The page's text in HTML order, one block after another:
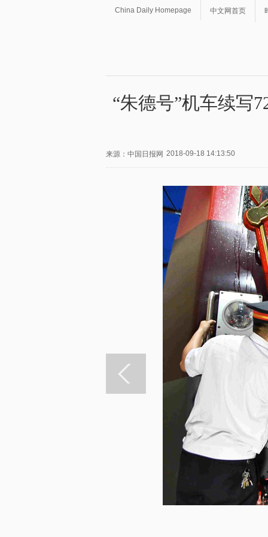
China Daily Homepage 中文网首页
“朱德号”机车续写
来源：中国日报网 2018-09-18 14:13:50